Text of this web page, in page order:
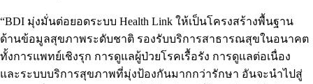
“BDI มุ่งมั่นต่อยอดระบบ Health Link ให้เป็นโครงสร้างพื้นฐาน
ด้านข้อมูลสุขภาพระดับชาติ รองรับบริการสาธารณสุขในอนาคต
ทั้งการแพทย์เชิงรุก การดูแลผู้ป่วยโรคเรื้อรัง การดูแลต่อเนื่อง
และระบบบริการสุขภาพที่มุ่งป้องกันมากกว่ารักษา อันจะนำไปสู่